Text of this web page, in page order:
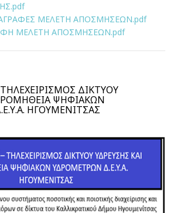
ΜΕΛΕΤΗ ΑΠΟΣΜΗΣΕΩΝ.pdf
ΜΕΛΕΤΗ ΑΠΟΣΜΗΣΕΩΝ.pdf
ΔΙΚΤΥΟΥ
ΨΗΦΙΑΚΩΝ
ΗΓΟΥΜΕΝΙΤΣΑΣ